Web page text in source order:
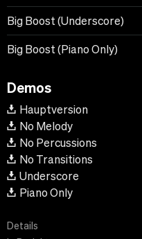
Big Boost (Underscore)
Big Boost (Piano Only)
Demos
Hauptversion
No Melody
No Percussions
No Transitions
Underscore
Piano Only
Details